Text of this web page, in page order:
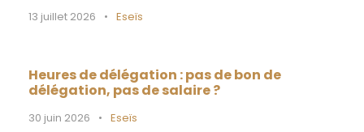
13 juillet 2026 • Eseïs
Heures de délégation : pas de bon de
délégation, pas de salaire ?
30 juin 2026 • Eseïs